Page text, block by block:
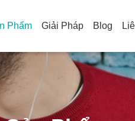
Phẩm Giải Pháp Blog